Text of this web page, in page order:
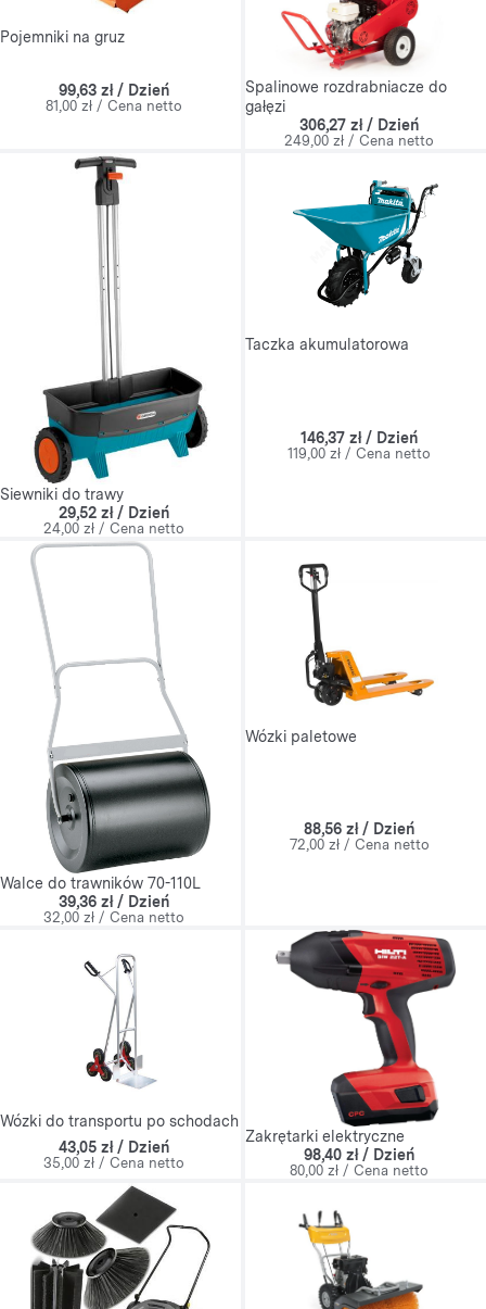
Pojemniki na gruz
99,63 zł / Dzień
81,00 zł / Cena netto
Spalinowe rozdrabniacze do
gałęzi
306,27 zł / Dzień
249,00 zł / Cena netto
Siewniki do trawy
29,52 zł / Dzień
24,00 zł / Cena netto
Taczka akumulatorowa
146,37 zł / Dzień
119,00 zł / Cena netto
Walce do trawników 70-110L
39,36 zł / Dzień
32,00 zł / Cena netto
Wózki paletowe
88,56 zł / Dzień
72,00 zł / Cena netto
Wózki do transportu po schodach
43,05 zł / Dzień
35,00 zł / Cena netto
Zakrętarki elektryczne
98,40 zł / Dzień
80,00 zł / Cena netto